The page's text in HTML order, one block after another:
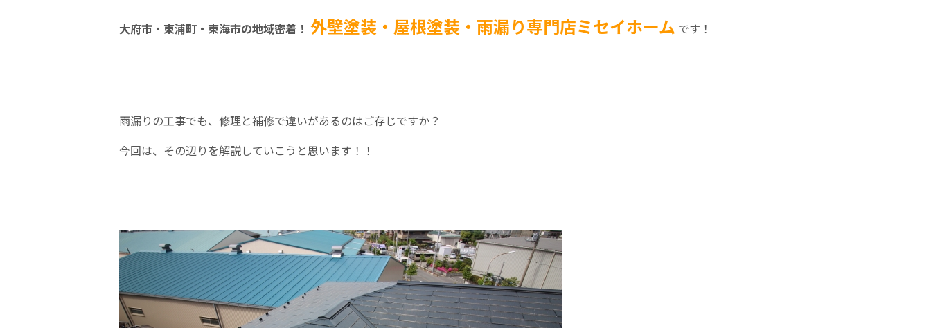
大府市・東浦町・東海市の地域密着！ 外壁塗装・屋根塗装・雨漏り専門店ミセイホーム です！
雨漏りの工事でも、修理と補修で違いがあるのはご存じですか？
今回は、その辺りを解説していこうと思います！！